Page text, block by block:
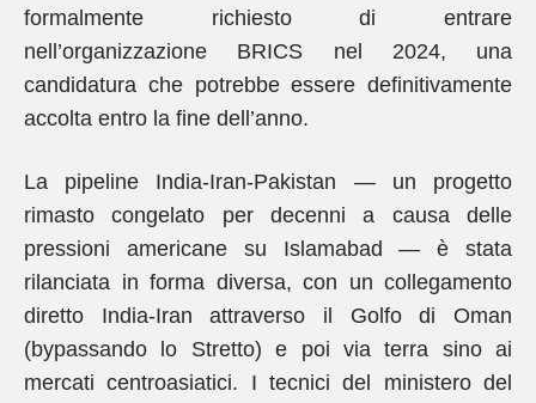
formalmente richiesto di entrare
nell’organizzazione BRICS nel 2024, una
candidatura che potrebbe essere definitivamente
accolta entro la fine dell’anno.
La pipeline India-Iran-Pakistan — un progetto
rimasto congelato per decenni a causa delle
pressioni americane su Islamabad — è stata
rilanciata in forma diversa, con un collegamento
diretto India-Iran attraverso il Golfo di Oman
(bypassando lo Stretto) e poi via terra sino ai
mercati centroasiatici. I tecnici del ministero del